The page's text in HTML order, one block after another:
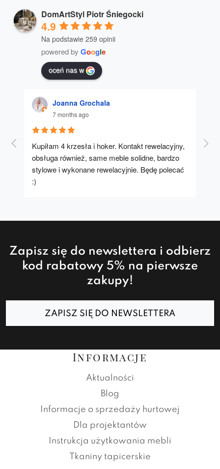
DomArtStyl Piotr Śniegocki
4.9
Na podstawie 259 opinii
powered by Google
oceń nas w
Joanna Grochala
7 months ago
Kupiłam 4 krzesła i hoker. Kontakt rewelacyjny,
obsługa również, same meble solidne, bardzo
stylowe i wykonane rewelacyjnie. Będę polecać
:)
A
Zapisz się do newslettera i odbierz
kod rabatowy 5% na pierwsze
zakupy!
ZAPISZ SIĘ DO NEWSLETTERA
Informacje
Aktualności
Blog
Informacje o sprzedaży hurtowej
Dla projektantów
Instrukcja użytkowania mebli
Tkaniny tapicerskie